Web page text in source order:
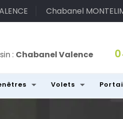
Chabanel
Volets
: Chabanel Valence